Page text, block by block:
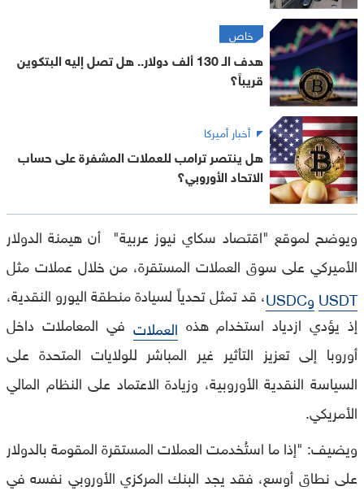
خاص
هدف الـ 130 ألف دولار.. هل تصل إليه البتكوين
قريباً؟
أخبار أميركا
هل ينتصر ترامب للعملات المشفرة على حساب
الاتحاد الأوروبي؟
ويوضح لموقع "اقتصاد سكاي نيوز عربية" أن هيمنة الدولار
الأميركي على سوق العملات المستقرة، من خلال عملات مثل
USDT وUSDC
، قد تمثل تحدياً لسيادة منطقة اليورو النقدية،
إذ يؤدي ازدياد استخدام هذه العملات في المعاملات داخل
أوروبا إلى تعزيز التأثير غير المباشر للولايات المتحدة على
السياسة النقدية الأوروبية، وزيادة الاعتماد على النظام المالي
الأمريكي.
ويضيف: "إذا ما استُخدمت العملات المستقرة المقومة بالدولار
على نطاق أوسع، فقد يجد البنك المركزي الأوروبي نفسه في